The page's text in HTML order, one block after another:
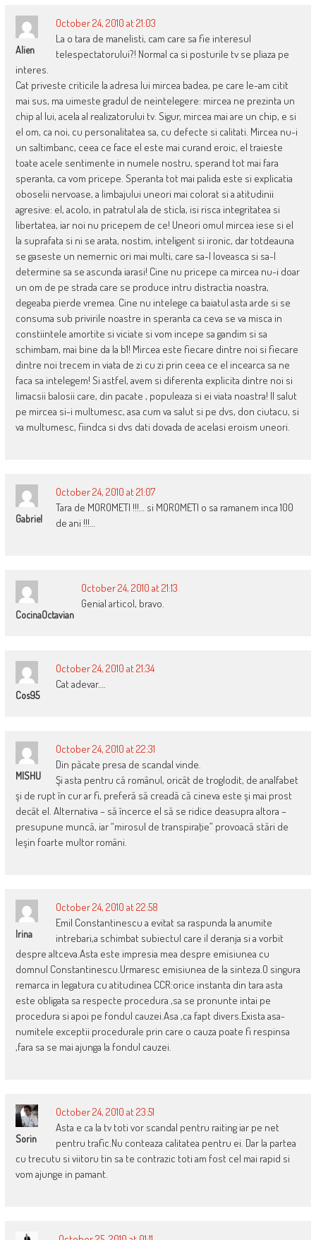
Alien
October 24, 2010 at 21:03
La o tara de manelisti, cam care sa fie interesul
telespectatorului?! Normal ca si posturile tv se pliaza pe
interes.
Cat priveste criticile la adresa lui mircea badea, pe care le-am citit
mai sus, ma uimeste gradul de neintelegere: mircea ne prezinta un
chip al lui, acela al realizatorului tv. Sigur, mircea mai are un chip, e si
el om, ca noi, cu personalitatea sa, cu defecte si calitati. Mircea nu-i
un saltimbanc, ceea ce face el este mai curand eroic, el traieste
toate acele sentimente in numele nostru, sperand tot mai fara
speranta, ca vom pricepe. Speranta tot mai palida este si explicatia
oboselii nervoase, a limbajului uneori mai colorat si a atitudinii
agresive: el, acolo, in patratul ala de sticla, isi risca integritatea si
libertatea, iar noi nu pricepem de ce! Uneori omul mircea iese si el
la suprafata si ni se arata, nostim, inteligent si ironic, dar totdeauna
se gaseste un nemernic ori mai multi, care sa-l loveasca si sa-l
determine sa se ascunda iarasi! Cine nu pricepe ca mircea nu-i doar
un om de pe strada care se produce intru distractia noastra,
degeaba pierde vremea. Cine nu intelege ca baiatul asta arde si se
consuma sub privirile noastre in speranta ca ceva se va misca in
constiintele amortite si viciate si vom incepe sa gandim si sa
schimbam, mai bine da la b1! Mircea este fiecare dintre noi si fiecare
dintre noi trecem in viata de zi cu zi prin ceea ce el incearca sa ne
faca sa intelegem! Si astfel, avem si diferenta explicita dintre noi si
limacsii balosii care, din pacate , populeaza si ei viata noastra! Il salut
pe mircea si-i multumesc, asa cum va salut si pe dvs, don ciutacu, si
va multumesc, fiindca si dvs dati dovada de acelasi eroism uneori.
Gabriel
October 24, 2010 at 21:07
Tara de MOROMETI !!!… si MOROMETI o sa ramanem inca 100
de ani !!!…
CocinaOctavian
October 24, 2010 at 21:13
Genial articol, bravo.
Cos95
October 24, 2010 at 21:34
Cat adevar….
MISHU
October 24, 2010 at 22:31
Din păcate presa de scandal vinde.
Şi asta pentru că românul, oricât de troglodit, de analfabet
şi de rupt în cur ar fi, preferă să creadă că cineva este şi mai prost
decât el. Alternativa – să încerce el să se ridice deasupra altora –
presupune muncă, iar “mirosul de transpiraţie” provoacă stări de
leşin foarte multor români.
Irina
October 24, 2010 at 22:58
Emil Constantinescu a evitat sa raspunda la anumite
intrebari,a schimbat subiectul care il deranja si a vorbit
despre altceva.Asta este impresia mea despre emisiunea cu
domnul Constantinescu.Urmaresc emisiunea de la sinteza.O singura
remarca in legatura cu atitudinea CCR:orice instanta din tara asta
este obligata sa respecte procedura ,sa se pronunte intai pe
procedura si apoi pe fondul cauzei.Asa ,ca fapt divers.Exista asa-
numitele exceptii procedurale prin care o cauza poate fi respinsa
,fara sa se mai ajunga la fondul cauzei.
Sorin
October 24, 2010 at 23:51
Asta e ca la tv toti vor scandal pentru raiting iar pe net
pentru trafic.Nu conteaza calitatea pentru ei. Dar la partea
cu trecutu si viitoru tin sa te contrazic toti am fost cel mai rapid si
vom ajunge in pamant.